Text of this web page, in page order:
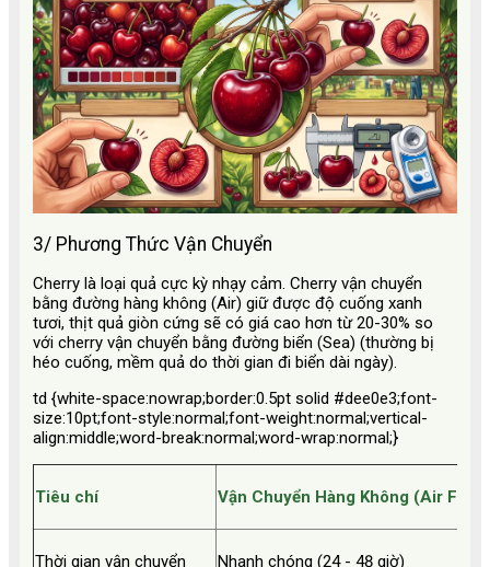
3/ Phương Thức Vận Chuyển
Cherry là loại quả cực kỳ nhạy cảm. Cherry vận chuyển
bằng đường hàng không (Air) giữ được độ cuống xanh
tươi, thịt quả giòn cứng sẽ có giá cao hơn từ 20-30% so
với cherry vận chuyển bằng đường biển (Sea) (thường bị
héo cuống, mềm quả do thời gian đi biển dài ngày).
td {white-space:nowrap;border:0.5pt solid #dee0e3;font-
size:10pt;font-style:normal;font-weight:normal;vertical-
align:middle;word-break:normal;word-wrap:normal;}
Tiêu chí Vận Chuyển Hàng Không (Air
Thời gian vận chuyển Nhanh chóng (24 - 48 giờ)